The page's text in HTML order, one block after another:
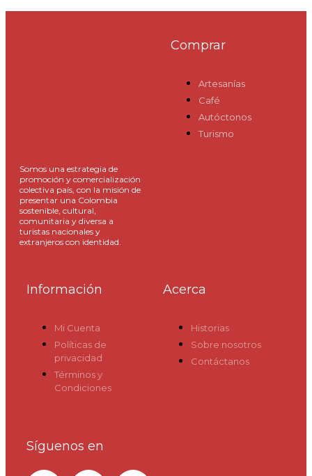
Somos una estrategia de
promoción y comercialización
colectiva país, con la misión de
presentar una Colombia
sostenible, cultural,
comunitaria y diversa a
turistas nacionales y
extranjeros con identidad.
Comprar
Artesanías
Café
Autóctonos
Turismo
Información
Mi Cuenta
Políticas de
privacidad
Términos y
Condiciones
Acerca
Historias
Sobre nosotros
Contáctanos
Síguenos en